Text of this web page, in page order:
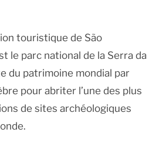
touristique de São
le parc national de la Serra da
du patrimoine mondial par
pour abriter l’une des plus
de sites archéologiques